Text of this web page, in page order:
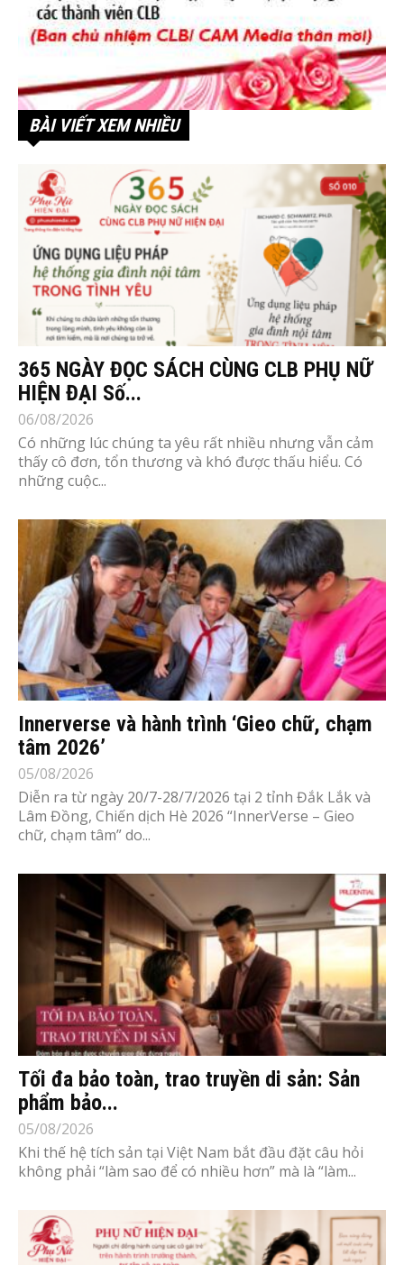
BÀI VIẾT XEM NHIỀU
365 NGÀY ĐỌC SÁCH CÙNG CLB PHỤ NỮ
HIỆN ĐẠI Số...
06/08/2026
Có những lúc chúng ta yêu rất nhiều nhưng vẫn cảm
thấy cô đơn, tổn thương và khó được thấu hiểu. Có
những cuộc...
Innerverse và hành trình ‘Gieo chữ, chạm
tâm 2026’
05/08/2026
Diễn ra từ ngày 20/7-28/7/2026 tại 2 tỉnh Đắk Lắk và
Lâm Đồng, Chiến dịch Hè 2026 “InnerVerse – Gieo
chữ, chạm tâm” do...
Tối đa bảo toàn, trao truyền di sản: Sản
phẩm bảo...
05/08/2026
Khi thế hệ tích sản tại Việt Nam bắt đầu đặt câu hỏi
không phải “làm sao để có nhiều hơn” mà là “làm...